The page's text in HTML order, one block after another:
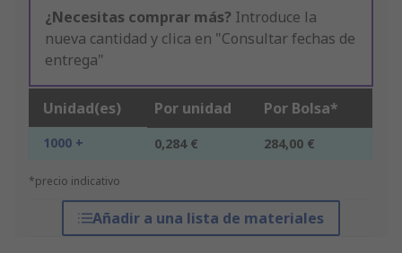
¿Necesitas comprar más? Introduce la
nueva cantidad y clica en "Consultar fechas de
entrega"
Unidad(es) Por unidad Por Bolsa*
1000 + 0,284 € 284,00 €
*precio indicativo
Añadir a una lista de materiales